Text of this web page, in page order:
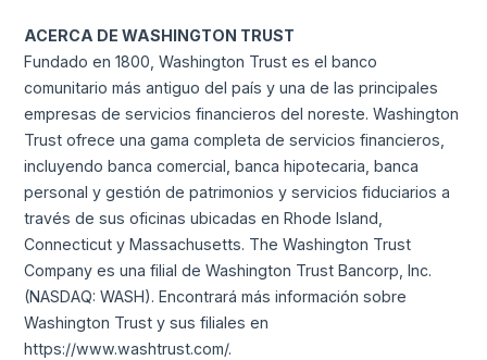
ACERCA DE WASHINGTON TRUST
Fundado en 1800, Washington Trust es el banco
comunitario más antiguo del país y una de las principales
empresas de servicios financieros del noreste. Washington
Trust ofrece una gama completa de servicios financieros,
incluyendo banca comercial, banca hipotecaria, banca
personal y gestión de patrimonios y servicios fiduciarios a
través de sus oficinas ubicadas en Rhode Island,
Connecticut y Massachusetts. The Washington Trust
Company es una filial de Washington Trust Bancorp, Inc.
(NASDAQ: WASH). Encontrará más información sobre
Washington Trust y sus filiales en
https://www.washtrust.com/.